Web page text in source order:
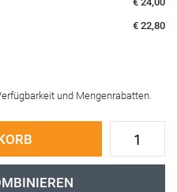
€ 22,80
und Mengenrabatten.